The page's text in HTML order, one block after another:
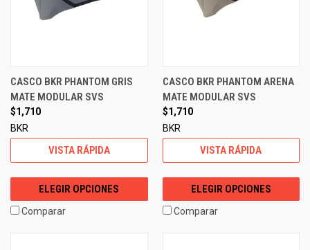
CASCO BKR PHANTOM GRIS
MATE MODULAR SVS
$1,710
BKR
VISTA RÁPIDA
ELEGIR OPCIONES
Comparar
CASCO BKR PHANTOM ARENA
MATE MODULAR SVS
$1,710
BKR
VISTA RÁPIDA
ELEGIR OPCIONES
Comparar